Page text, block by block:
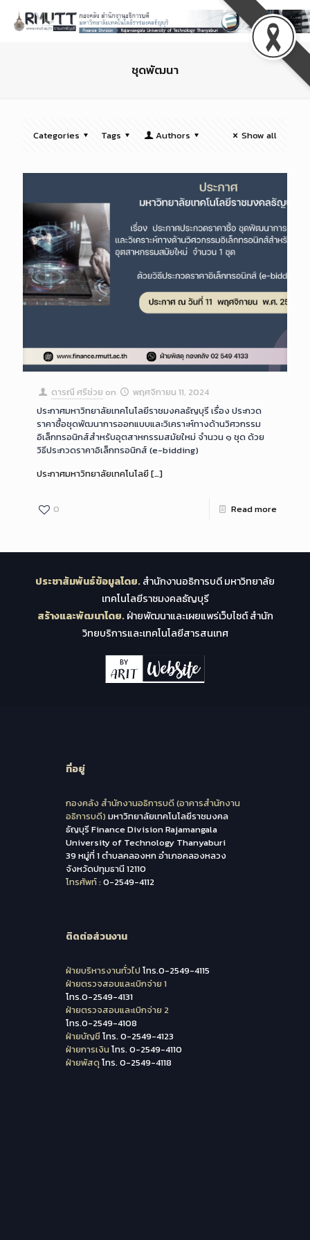
ชุดพัฒนา
Categories Tags Authors Show all
ดารณี ศรีช่วย on
พฤศจิกายน 11, 2024
ประกาศมหาวิทยาลัยเทคโนโลยีราชมงคลธัญบุรี เรื่อง ประกวด
ราคาซื้อชุดพัฒนาการออกแบบและวิเคราะห์ทางด้านวิศวกรรม
อิเล็กทรอนิกส์สำหรับอุตสาหกรรมสมัยใหม่ จำนวน ๑ ชุด ด้วย
วิธีประกวดราคาอิเล็กทรอนิกส์ (e-bidding)
ประกาศมหาวิทยาลัยเทคโนโลยี[…]
0 Read more
ประชาสัมพันธ์ข้อมูลโดย. สำนักงานอธิการบดี มหาวิทยาลัย
เทคโนโลยีราชมงคลธัญบุรี
สร้างและพัฒนาโดย. ฝ่ายพัฒนาและเผยแพร่เว็บไซต์ สำนัก
วิทยบริการและเทคโนโลยีสารสนเทศ
ที่อยู่
กองคลัง สำนักงานอธิการบดี (อาคารสำนักงาน
อธิการบดี) มหาวิทยาลัยเทคโนโลยีราชมงคล
ธัญบุรี Finance Division Rajamangala
University of Technology Thanyaburi
39 หมู่ที่ 1 ตำบลคลองหก อำเภอคลองหลวง
จังหวัดปทุมธานี 12110
โทรศัพท์ : 0-2549-4112
ติดต่อส่วนงาน
ฝ่ายบริหารงานทั่วไป โทร.0-2549-4115
ฝ่ายตรวจสอบและเบิกจ่าย 1
โทร.0-2549-4131
ฝ่ายตรวจสอบและเบิกจ่าย 2
โทร.0-2549-4108
ฝ่ายบัญชีโทร. 0-2549-4123
ฝ่ายการเงิน โทร. 0-2549-4110
ฝ่ายพัสดุ โทร. 0-2549-4118